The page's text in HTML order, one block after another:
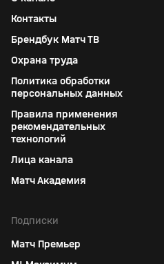
Контакты
Брендбук Матч ТВ
Охрана труда
Политика обработки
персональных данных
Правила применения
рекомендательных
технологий
Лица канала
Матч Академия
Подписки
Матч Премьер